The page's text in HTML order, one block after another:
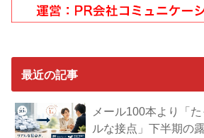
最近の記事
メール100本より「
ルな接点」下半期の